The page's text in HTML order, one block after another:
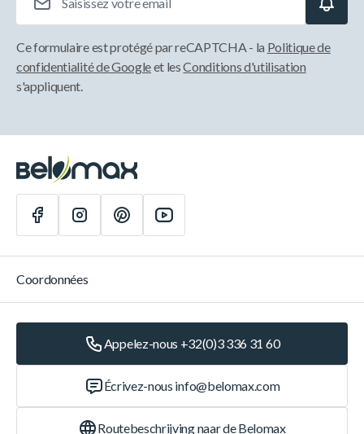
Ce formulaire est protégé par reCAPTCHA - la Politique de
confidentialité de Googleet lesConditions d'utilisation
s'appliquent.
Coordonnées
Appelez-nous +32(0)3 336 31 60
Écrivez-nous info@belomax.com
Routebeschrijving naar de Belomax